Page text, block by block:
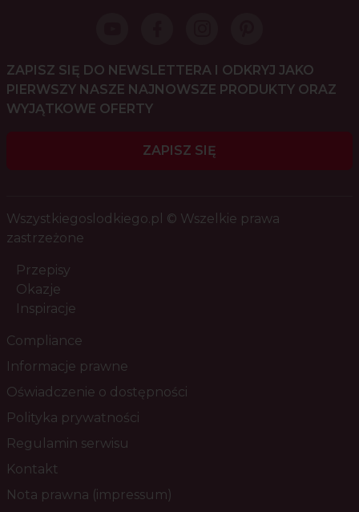
ZAPISZ SIĘ DO NEWSLETTERA I ODKRYJ JAKO
PIERWSZY NASZE NAJNOWSZE PRODUKTY ORAZ
WYJĄTKOWE OFERTY
ZAPISZ SIĘ
Wszystkiegoslodkiego.pl © Wszelkie prawa
zastrzeżone
Przepisy
Okazje
Inspiracje
Compliance
Informacje prawne
Oświadczenie o dostępności
Polityka prywatności
Regulamin serwisu
Kontakt
Nota prawna (impressum)